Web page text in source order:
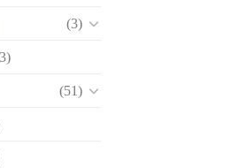
(3)
(51)